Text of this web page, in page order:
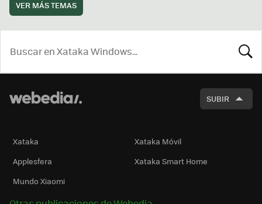
VER MÁS TEMAS
SUBIR
Xataka
Xataka Móvil
Applesfera
Xataka Smart Home
Mundo Xiaomi